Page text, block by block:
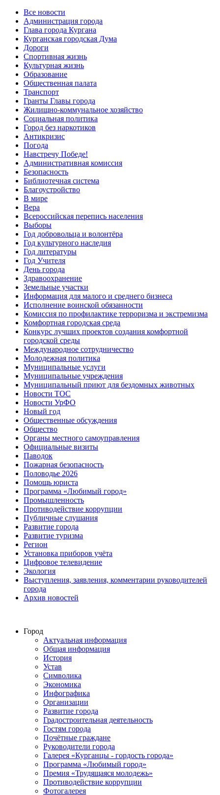
Все новости
Администрация города
Глава города Кургана
Курганская городская Дума
Дороги
Спортивная жизнь
Культурная жизнь
Образование
Общественная палата
Транспорт
Гранты Главы города
Жилищно-коммунальное хозяйство
Социальная политика
Город без наркотиков
Антикризис
Погода
Навстречу Победе!
Административная комиссия
Безопасность
Библиотечная система
Благоустройство
В мире
Вера
Всероссийская перепись населения
Выборы
Год добровольца и волонтёра
Год культурного наследия
Год литературы
Год Учителя
День города
Здравоохранение
Земельные участки
Информация для малого и среднего бизнеса
Исполнение воинской обязанности
Комиссия по профилактике терроризма и экстремизма
Комфортная городская среда
Конкурс лучших проектов создания комфортной
городской среды
Международное сотрудничество
Молодежная политика
Муниципальные услуги
Муниципальные учреждения
Муниципальный приют для бездомных животных
Новости ТОС
Новости УрФО
Новый год
Общественные обсуждения
Общество
Органы местного самоуправления
Официальные визиты
Паводок
Пожарная безопасность
Половодье 2026
Помощь юриста
Программа «Любимый город»
Промышленность
Противодействие коррупции
Публичные слушания
Развитие города
Развитие туризма
Регион
Установка приборов учёта
Цифровое телевидение
Экология
Выступления, заявления, комментарии руководителей
города
Архив новостей
Город
Актуальная информация
Общая информация
История
Устав
Символика
Экономика
Инфографика
Организации
Развитие города
Градостроительная деятельность
Гостям города
Почётные граждане
Руководители города
Галерея «Курганцы - гордость города»
Программа «Любимый город»
Премия «Трудящаяся молодежь»
Противодействие коррупции
Фотогалерея